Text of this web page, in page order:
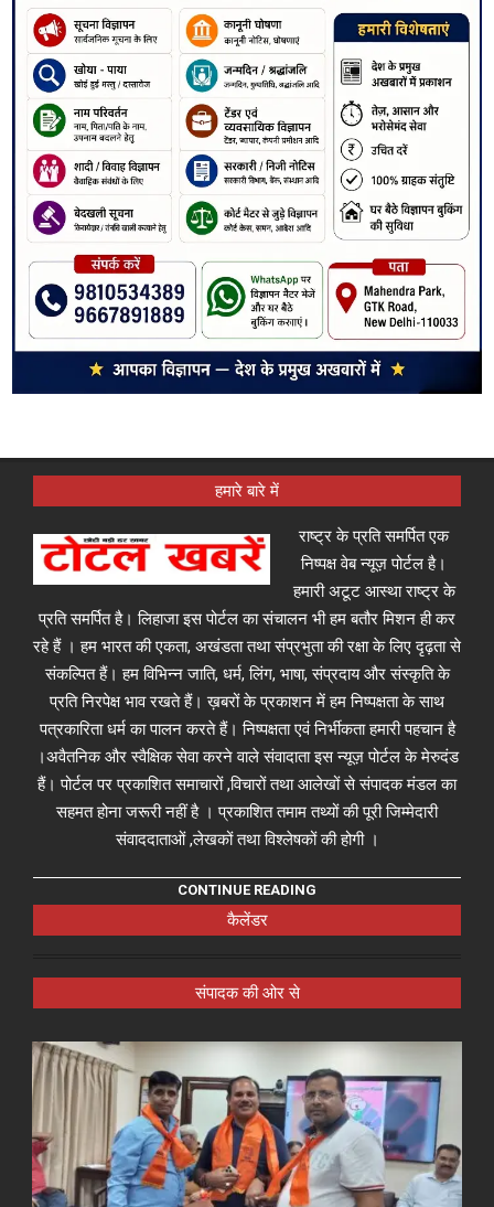
हमारे बारे में
राष्ट्र के प्रति समर्पित एक
निष्पक्ष वेब न्यूज़ पोर्टल है।
हमारी अटूट आस्था राष्ट्र के
प्रति समर्पित है। लिहाजा इस पोर्टल का संचालन भी हम बतौर मिशन ही कर
रहे हैं । हम भारत की एकता, अखंडता तथा संप्रभुता की रक्षा के लिए दृढ़ता से
संकल्पित हैं। हम विभिन्न जाति, धर्म, लिंग, भाषा, संप्रदाय और संस्कृति के
प्रति निरपेक्ष भाव रखते हैं। ख़बरों के प्रकाशन में हम निष्पक्षता के साथ
पत्रकारिता धर्म का पालन करते हैं। निष्पक्षता एवं निर्भीकता हमारी पहचान है
।अवैतनिक और स्वैक्षिक सेवा करने वाले संवादाता इस न्यूज़ पोर्टल के मेरुदंड
हैं। पोर्टल पर प्रकाशित समाचारों ,विचारों तथा आलेखों से संपादक मंडल का
सहमत होना जरूरी नहीं है । प्रकाशित तमाम तथ्यों की पूरी जिम्मेदारी
संवाददाताओं ,लेखकों तथा विश्लेषकों की होगी ।
CONTINUE READING
कैलेंडर
संपादक की ओर से